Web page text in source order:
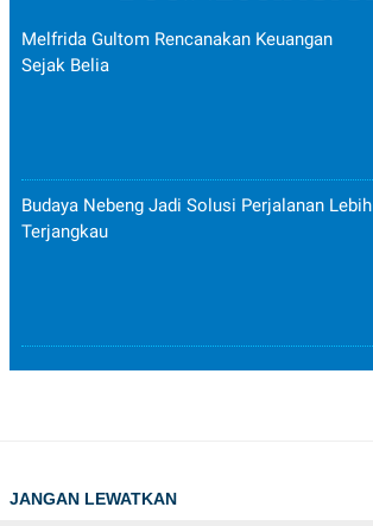
Melfrida Gultom Rencanakan Keuangan
Sejak Belia
Budaya Nebeng Jadi Solusi Perjalanan Lebih
Terjangkau
JANGAN LEWATKAN